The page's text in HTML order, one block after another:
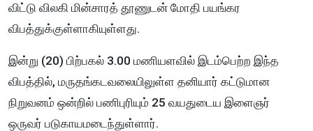
விட்டு விலகி மின்சாரத் தூணுடன் மோதி பயங்கர
விபத்துக்குள்ளாகியுள்ளது.
இன்று (20) பிற்பகல் 3.00 மணியளவில் இடம்பெற்ற இந்த
விபத்தில், மருதங்கடவலையிலுள்ள தனியார் கட்டுமான
நிறுவனம் ஒன்றில் பணிபுரியும் 25 வயதுடைய இளைஞர்
ஒருவர் படுகாயமடைந்துள்ளார்.